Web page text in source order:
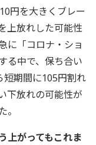
円を大きくブレー
上放れした可能性
に「コロナ・ショ
る中で、保ち合い
短期間に105円割れ
下放れの可能性が
上がってもこれま